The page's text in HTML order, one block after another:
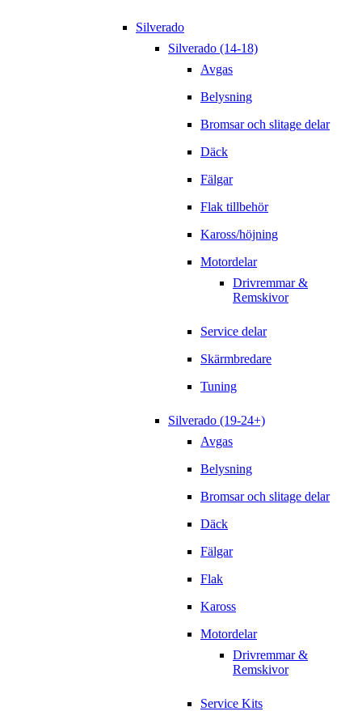
Silverado
Silverado (14-18)
Avgas
Belysning
Bromsar och slitage delar
Däck
Fälgar
Flak tillbehör
Kaross/höjning
Motordelar
Drivremmar &
Remskivor
Service delar
Skärmbredare
Tuning
Silverado (19-24+)
Avgas
Belysning
Bromsar och slitage delar
Däck
Fälgar
Flak
Kaross
Motordelar
Drivremmar &
Remskivor
Service Kits